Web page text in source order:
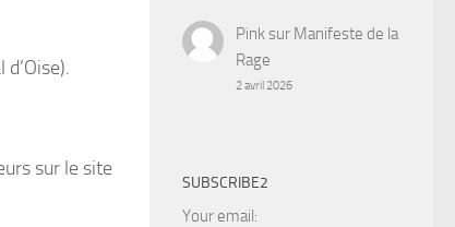
sur le site
Pinksur Manifeste de la
Rage
2 avril 2026
SUBSCRIBE2
Your email: